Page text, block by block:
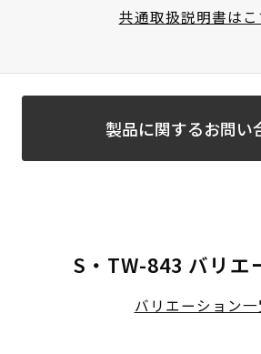
共通取扱説明書はこ
製品に関するお問い
S・TW-843 バリエ
バリエーション